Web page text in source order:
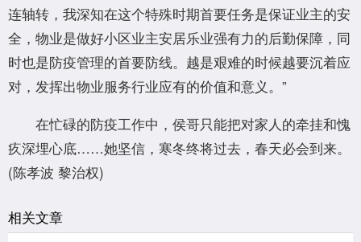
连轴转，我深知在这个特殊时期首要任务是保证业主的安
全，物业是做好小区业主安居乐业强有力的后勤保障，同
时也是防疫管理的首要防线。越是艰难的时候越要沉着应
对，发挥出物业服务行业应有的价值和意义。”
在忙碌的防疫工作中，侯哥只能把对家人的牵挂和愧
疚深埋心底……她坚信，寒冬终将过去，春天必会到来。
(陈孝波 黎治权)
相关文章